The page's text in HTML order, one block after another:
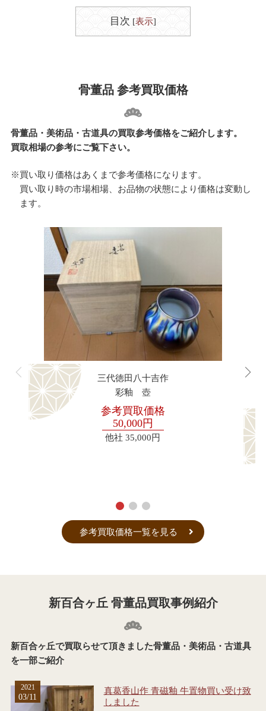
目次 [表示]
骨董品 参考買取価格
骨董品・美術品・古道具の買取参考価格をご紹介します。
買取相場の参考にご覧下さい。
※買い取り価格はあくまで参考価格になります。
買い取り時の市場相場、お品物の状態により価格は変動し
ます。
三代徳田八十吉作
彩釉 壺
参考買取価格
50,000円
他社35,000円
参考買取価格一覧を見る
新百合ヶ丘 骨董品買取事例紹介
新百合ヶ丘で買取らせて頂きました骨董品・美術品・古道具
を一部ご紹介
真葛香山作 青磁釉 牛置物買い受け致
しました
2021
03/11